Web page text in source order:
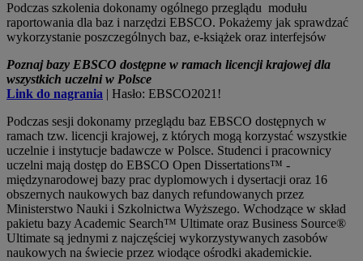
Podczas szkolenia dokonamy ogólnego przeglądu modułu
raportowania dla baz i narzędzi EBSCO. Pokażemy jak sprawdzać
wykorzystanie poszczególnych baz, e-książek oraz interfejsów
Poznaj bazy EBSCO dostępne w ramach licencji krajowej dla
wszystkich uczelni w Polsce
Link do nagrania | Hasło: EBSCO2021!
Podczas sesji dokonamy przeglądu baz EBSCO dostępnych w
ramach tzw. licencji krajowej, z których mogą korzystać wszystkie
uczelnie i instytucje badawcze w Polsce. Studenci i pracownicy
uczelni mają dostęp do EBSCO Open Dissertations™ -
międzynarodowej bazy prac dyplomowych i dysertacji oraz 16
obszernych naukowych baz danych refundowanych przez
Ministerstwo Nauki i Szkolnictwa Wyższego. Wchodzące w skład
pakietu bazy Academic Search™ Ultimate oraz Business Source®
Ultimate są jednymi z najczęściej wykorzystywanych zasobów
naukowych na świecie przez wiodące ośrodki akademickie.